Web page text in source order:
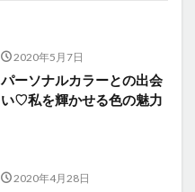
2020年5月7日
パーソナルカラーとの出会
い♡私を輝かせる色の魅力
2020年4月28日